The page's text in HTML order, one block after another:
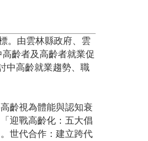
。由雲林縣政府、雲
齡者及高齡者就業促
中高齡就業趨勢、職
齡視為體能與認知衰
迎戰高齡化：五大倡
世代合作：建立跨代